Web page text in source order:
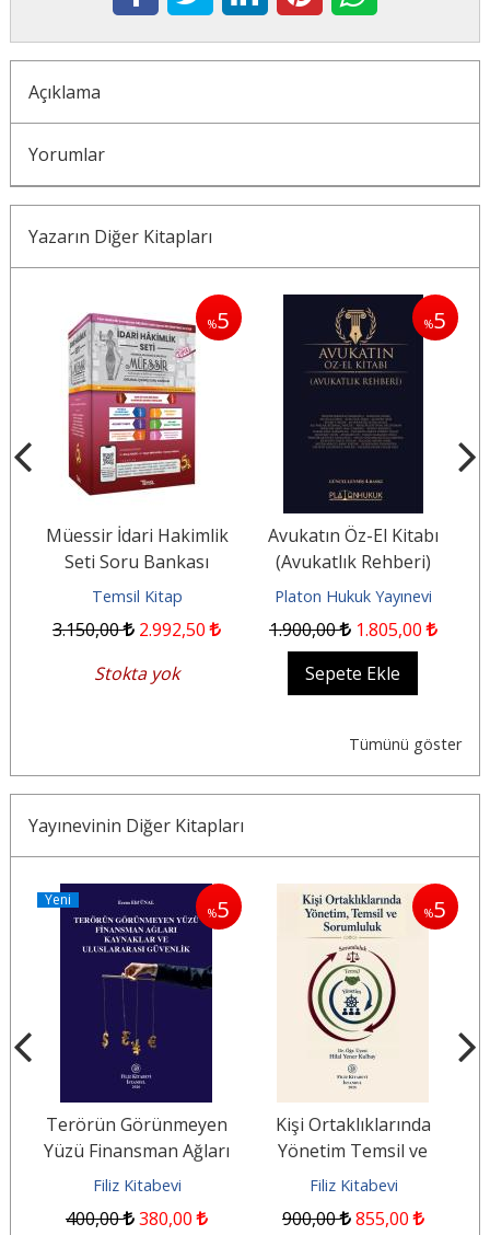
Açıklama
Yorumlar
Yazarın Diğer Kitapları
%5
Müessir İdari Hakimlik
Seti Soru Bankası
Temsil Kitap
3.150,00 2.992,50
Stokta yok
%5
Avukatın Öz-El Kitabı
(Avukatlık Rehberi)
Platon Hukuk Yayınevi
1.900,00 1.805,00
Sepete Ekle
Tümünü göster
Yayınevinin Diğer Kitapları
%5
Yeni
Terörün Görünmeyen
Yüzü Finansman Ağları
Kaynaklar ve
Filiz Kitabevi
400,00 380,00
%5
Kişi Ortaklıklarında
Yönetim Temsil ve
Sorumluluk
Filiz Kitabevi
900,00 855,00